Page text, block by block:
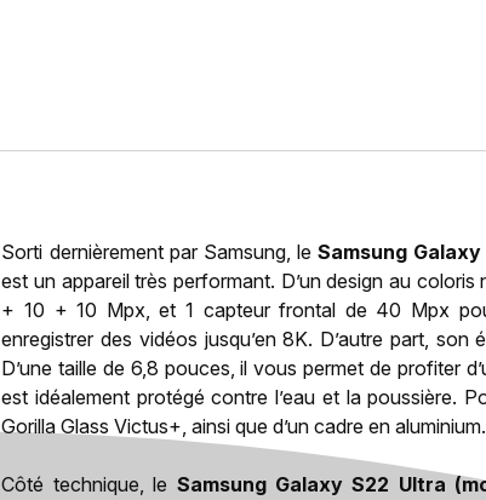
Sorti dernièrement par Samsung, leSamsung
est un appareil très performant. D’un design au
+ 10 + 10 Mpx, et 1 capteur frontal de 40 Mpx
enregistrer des vidéos jusqu’en 8K. D’autre part,
D’une taille de 6,8 pouces, il vous permet de profiter
est idéalement protégé contre l’eau et la poussière.
Gorilla Glass Victus+, ainsi que d’un cadre en aluminium.
Côté technique, le Samsung Galaxy S22 Ultra